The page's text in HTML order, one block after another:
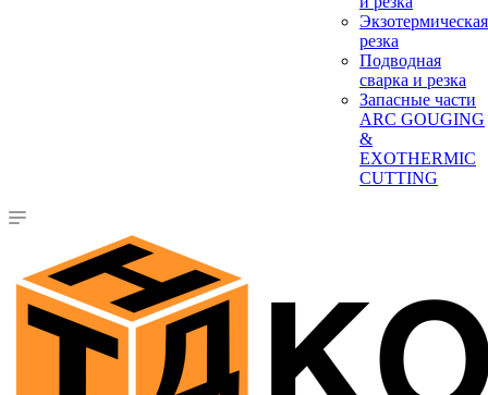
Экзотермическая
резка
Подводная
сварка и резка
Запасные части
ARC GOUGING
&
EXOTHERMIC
CUTTING